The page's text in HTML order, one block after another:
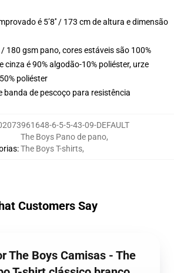
é 5’8′′ / 173 cm de altura e dimensão
180 gsm pano, cores estáveis são 100%
cinza é 90% algodão-10% poliéster, urze
poliéster
banda de pescoço para resistência
6-5-5-43-09-DEFAULT
:
The Boys Pano de pano,
The Boys T-shirts,
Customers Say
The Boys Camisas - The